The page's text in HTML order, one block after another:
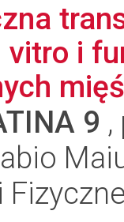
vitro i
9